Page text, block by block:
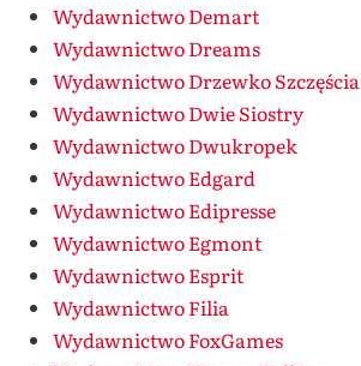
Wydawnictwo Demart
Wydawnictwo Dreams
Wydawnictwo Drzewko Szczęścia
Wydawnictwo Dwie Siostry
Wydawnictwo Dwukropek
Wydawnictwo Edgard
Wydawnictwo Edipresse
Wydawnictwo Egmont
Wydawnictwo Esprit
Wydawnictwo Filia
Wydawnictwo FoxGames